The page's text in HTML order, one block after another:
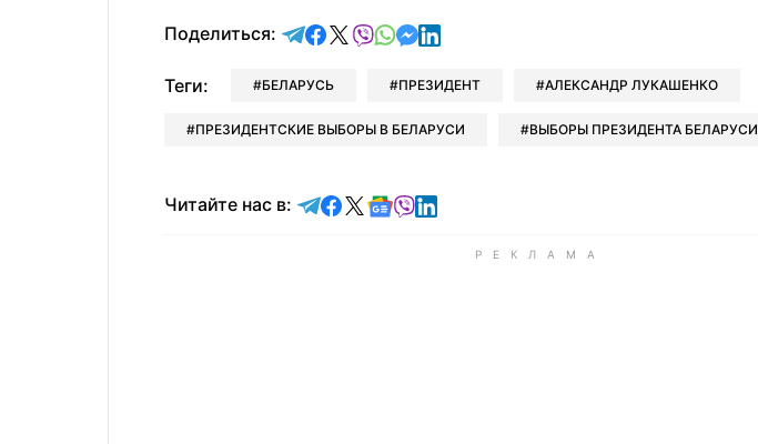
Поделиться: отправить в Telegram
поделиться в Facebook
поделиться в X
отправить в Viber
отправить в Whatsapp
отправить в Messenger
отправить в LinkedIn
Теги: БЕЛАРУСЬ ПРЕЗИДЕНТ АЛЕКСАНДР ЛУКАШЕНКО
ПРЕЗИДЕНТСКИЕ ВЫБОРЫ В БЕЛАРУСИ ВЫБОРЫ ПРЕЗИДЕНТА БЕЛАРУСИ
Читайте нас в: Читайте в Telegram
Читайте в Facebook
Читайте в X
Читайте в Google news
Читайте в Viber
Читайте в LinkedIn